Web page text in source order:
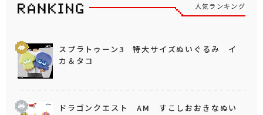
人気ランキング
スプラトゥーン3 特大サイズぬいぐるみ イ
カ＆タコ
ドラゴンクエスト AM すこしおおきなぬい